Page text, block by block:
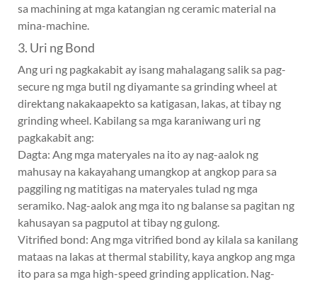
sa machining at mga katangian ng ceramic material na
mina-machine.
3. Uri ng Bond
Ang uri ng pagkakabit ay isang mahalagang salik sa pag-
secure ng mga butil ng diyamante sa grinding wheel at
direktang nakakaapekto sa katigasan, lakas, at tibay ng
grinding wheel. Kabilang sa mga karaniwang uri ng
pagkakabit ang:
Dagta: Ang mga materyales na ito ay nag-aalok ng
mahusay na kakayahang umangkop at angkop para sa
paggiling ng matitigas na materyales tulad ng mga
seramiko. Nag-aalok ang mga ito ng balanse sa pagitan ng
kahusayan sa pagputol at tibay ng gulong.
Vitrified bond: Ang mga vitrified bond ay kilala sa kanilang
mataas na lakas at thermal stability, kaya angkop ang mga
ito para sa mga high-speed grinding application. Nag-